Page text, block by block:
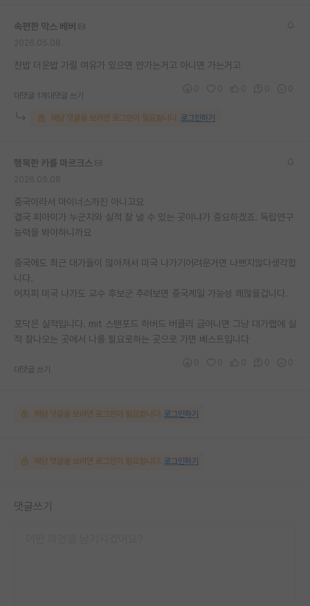
속편한 막스 베버
찬밥 더운밥 가릴 여유가 있으면 안가는거고 아니면 가는거고
대댓글 1개 대댓글 쓰기
해당 댓글을 보려면 로그인이 필요합니다. 로그인하기
행복한 카를 마르크스
중국이라서 마이너스까진 아니고요
결국 피아이가 누군지와 실적 잘 낼 수 있는 곳이냐가 중요하겠죠. 독립연구
능력을 봐야하니까요
중국에도 최근 대가들이 많아져서 미국 나가기어려운거면 나쁘지않다생각합
니다.
어치피 미국 나가도 교수 후보군 추려보면 중국계일 가능성 꽤많을겁니다.
포닥은 실적입니다. mit 스탠포드 하버드 버클리 급아니면 그냥 대가랩에 실
적 잘나오는 곳에서 나를 필요로하는 곳으로 가면 베스트입니다
대댓글 쓰기
해당 댓글을 보려면 로그인이 필요합니다. 로그인하기
해당 댓글을 보려면 로그인이 필요합니다. 로그인하기
댓글쓰기